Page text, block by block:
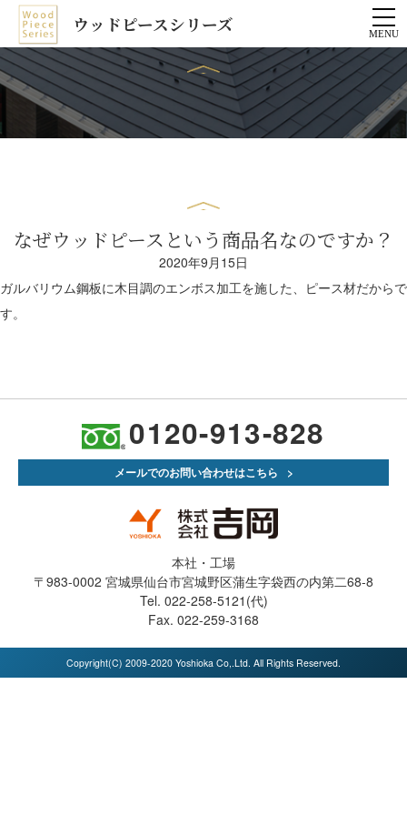
ウッドピースシリーズ
なぜウッドピースという商品名なのですか？
2020年9月15日
ガルバリウム鋼板に木目調のエンボス加工を施した、ピース材だからで
す。
0120-913-828
メールでのお問い合わせはこちら
本社・工場
〒983-0002 宮城県仙台市宮城野区蒲生字袋西の内第二68-8
Tel. 022-258-5121(代)
Fax. 022-259-3168
Copyright(C) 2009-2020 Yoshioka Co,.Ltd. All Rights Reserved.